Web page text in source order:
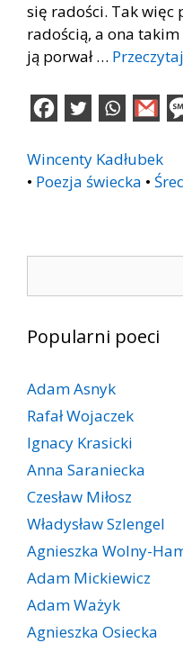
się radości. Tak więc
radością, a ona
ją porwał …
Wincenty Kadłubek
• Poezja świecka •
Popularni poeci
Adam Asnyk
Rafał Wojaczek
Ignacy Krasicki
Anna Saraniecka
Czesław Miłosz
Władysław Szlengel
Agnieszka Wolny-
Adam Mickiewicz
Adam Ważyk
Agnieszka Osiecka